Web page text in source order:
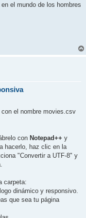
el mundo de los hombres
el nombre movies.csv
con Notepad++ y
hacerlo, haz clic en la
"Convertir a UTF-8" y
carpeta:
dinámico y responsivo.
que sea tu página